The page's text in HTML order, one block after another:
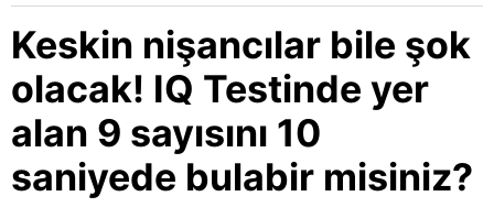
Keskin nişancılar bile şok
olacak! IQ Testinde yer
alan 9 sayısını 10
saniyede bulabir misiniz?